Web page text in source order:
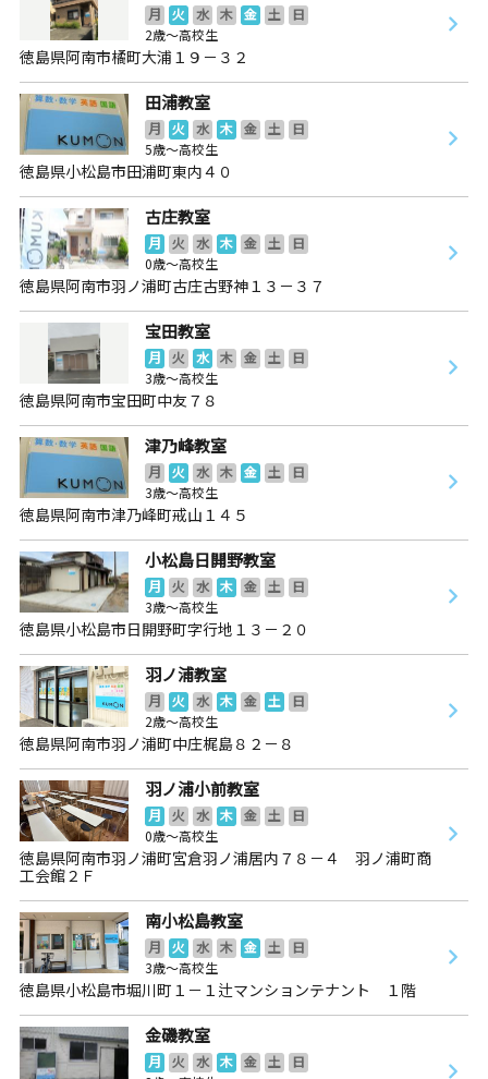
月 火 水 木 金 土
日
2歳～高校生
徳島県阿南市橘町大浦１９－３２
田浦教室
月 火 水 木 金 土
日
5歳～高校生
徳島県小松島市田浦町東内４０
古庄教室
月 火 水 木 金 土
日
0歳～高校生
徳島県阿南市羽ノ浦町古庄古野神１３－３７
宝田教室
月 火 水 木 金 土
日
3歳～高校生
徳島県阿南市宝田町中友７８
津乃峰教室
月 火 水 木 金 土
日
3歳～高校生
徳島県阿南市津乃峰町戒山１４５
小松島日開野教室
月 火 水 木 金 土
日
3歳～高校生
徳島県小松島市日開野町字行地１３－２０
羽ノ浦教室
月 火 水 木 金 土
日
2歳～高校生
徳島県阿南市羽ノ浦町中庄梶島８２－８
羽ノ浦小前教室
月 火 水 木 金 土
日
0歳～高校生
徳島県阿南市羽ノ浦町宮倉羽ノ浦居内７８－４ 羽ノ浦町商
工会館２Ｆ
南小松島教室
月 火 水 木 金 土
日
3歳～高校生
徳島県小松島市堀川町１－１辻マンションテナント １階
金磯教室
月 火 水 木 金 土
日